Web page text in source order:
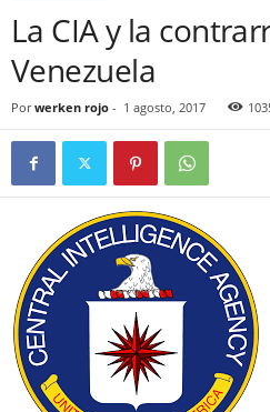
La CIA y la
Venezuela
Por werken rojo - 1 agosto, 2017